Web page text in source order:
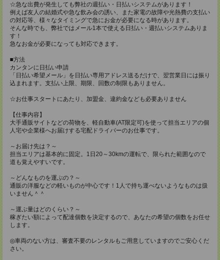
☆急な出費が発生しても弊社の週払い・日払いシステムがあります！
例えば友人の結婚式や急な飲み会の誘い、また家電の故障や光熱費の支払い
の対応等、様々なタイミングで急にお金が必要になる時があります。
そんな時でも、弊社ではメール1本で使える日払い・週払いシステムありま
す！
急なお金が必要になっても対応できます。
■方法
カンタンに日払い申請
「日払い希望メール」を日払い専用アドレス送るだけで、翌営業日には振り
込まれます。支払い上限、期限、回数の制限もありません。
☆お仕事スタートにあたり、加盟金、違約金なども必要ありません
【仕事内容】
大手通販サイトなどの荷物を、軽自動車(AT限定可)を使って担当エリアの個
人宅や企業様へお届けする宅配ドライバーのお仕事です。
～お届け先は？～
担当エリアは基本的に固定。1日20～30kmの運転で、限られた範囲なので
道も覚えやすいです。
～どんなものを運ぶの？～
通販の洋服などの軽いものが中心です！1人で持ち運べないようなものは扱
いません＾＾
～運ぶ量はどのくらい？～
稼ぎたい額によって配達個数を決定するので、あなたの希望の個数をお任せ
します。
◎車両のない方は、審査不要のレンタルもご用意していますのでご安心くだ
さい。